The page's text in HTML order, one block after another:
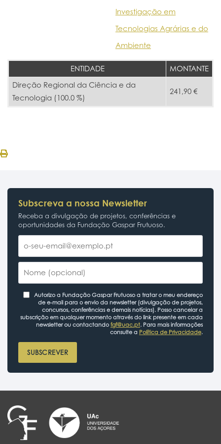
Investigação em
Tecnologias Agrárias e do
Ambiente
ENTIDADE
MONTANTE
Direção Regional da Ciência e da
Tecnologia (100.0 %)
241,90 €
Subscreva a nossa Newsletter
Receba a divulgação de projetos, conferências e
oportunidades da Fundação Gaspar Frutuoso.
Autorizo a Fundação Gaspar Frutuoso a tratar o meu endereço
de e-mail para o envio da newsletter (divulgação de projetos,
concursos, conferências e demais notícias). Posso cancelar a
subscrição em qualquer momento através do link presente em cada
newsletter ou contactando fgf@uac.pt. Para mais informações
consulte a Política de Privacidade.
SUBSCREVER